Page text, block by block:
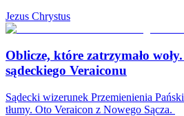
Jezus Chrystus
Oblicze, które zatrzymało
sądeckiego Veraiconu
Sądecki wizerunek Przemienienia
tłumy. Oto Veraicon z Nowego Sącza.